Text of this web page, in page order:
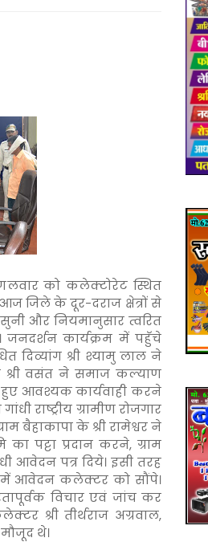
को कलेक्टोरेट स्थित
जिले के दूर-दराज क्षेत्रों से
और नियमानुसार त्वरित
जनदर्शन कार्यक्रम में पहुॅचे
दिव्यांग श्री श्यामु लाल ने
वसंत ने समाज कल्याण
हुए आवश्यक कार्यवाही करने
राष्ट्रीय ग्रामीण रोजगार
बैहाकापा के श्री रामेश्वर ने
पट्टा प्रदान करने, ग्राम
आवेदन पत्र दिये। इसी तरह
आवेदन कलेक्टर को सौंपे।
विचार एवं जांच कर
श्री तीर्थराज अग्रवाल,
थे।